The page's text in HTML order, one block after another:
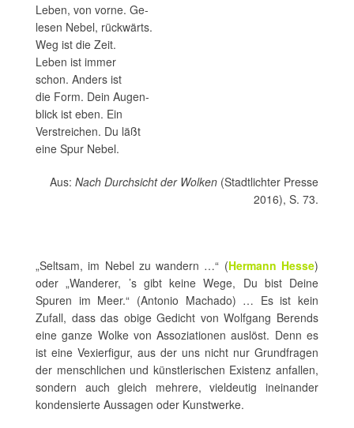
Leben, von vorne. Ge-
lesen Nebel, rückwärts.
Weg ist die Zeit.
Leben ist immer
schon. Anders ist
die Form. Dein Augen-
blick ist eben. Ein
Verstreichen. Du läßt
eine Spur Nebel.
Aus: Nach Durchsicht der Wolken (Stadtlichter Presse
2016), S. 73.
„Seltsam, im Nebel zu wandern …“ (Hermann Hesse)
oder „Wanderer, ’s gibt keine Wege, Du bist Deine
Spuren im Meer.“ (Antonio Machado) … Es ist kein
Zufall, dass das obige Gedicht von Wolfgang Berends
eine ganze Wolke von Assoziationen auslöst. Denn es
ist eine Vexierfigur, aus der uns nicht nur Grundfragen
der menschlichen und künstlerischen Existenz anfallen,
sondern auch gleich mehrere, vieldeutig ineinander
kondensierte Aussagen oder Kunstwerke.